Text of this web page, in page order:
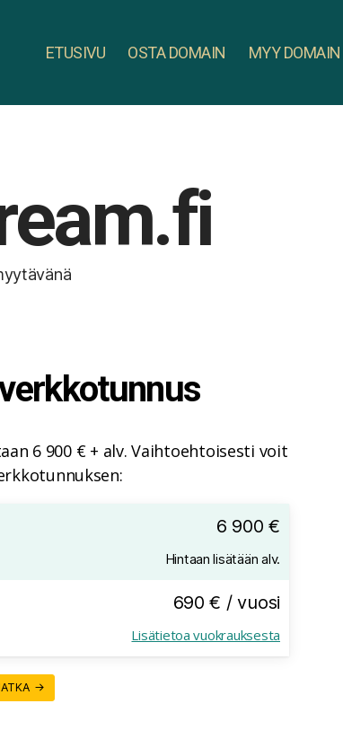
ETUSIVU OSTA DOMAIN MYY DOMAIN
6 900 € + alv. Vaihtoehtoisesti voit
6 900 €
Hintaan lisätään alv.
690 € / vuosi
Lisätietoa vuokrauksesta
→